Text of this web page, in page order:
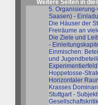
Weitere Seiten in
5.
Saasen) -
Die Häuser der
Freiräume an
Die Ziele und
-
Einmischen:
und
Hoppetosse-
Horizontaler
Krasses
Stuttgart -